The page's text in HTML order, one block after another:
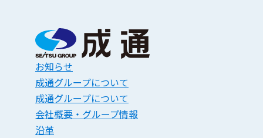
お知らせ
成通グループについて
成通グループについて
会社概要・グループ情報
沿革